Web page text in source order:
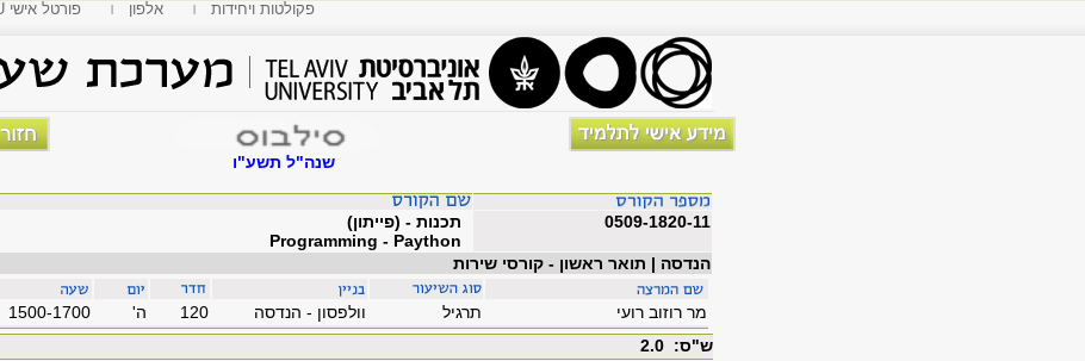
MyTAU פורטל אישי אלפון פקולטות ויחידות
שנה"ל תשע"ו
תכנות - (פייתון)
Programming - Paython
0509-1820-11
הנדסה | תואר ראשון - קורסי שירות
1500-1700 'ה 120 וולפסון - הנדסה תרגיל
מר רוזוב רועי
ש"ס: 2.0